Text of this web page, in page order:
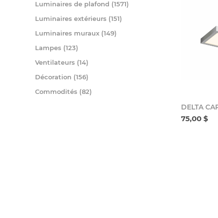
DELTA
75,00 $
Luminaires de plafond (1571)
Luminaires extérieurs (151)
Luminaires muraux (149)
Lampes (123)
Ventilateurs (14)
Décoration (156)
Commodités (82)